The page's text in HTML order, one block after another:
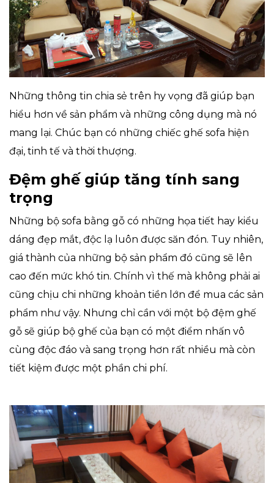
Những thông tin chia sẻ trên hy vọng đã giúp bạn
hiểu hơn về sản phẩm và những công dụng mà nó
mang lại. Chúc bạn có những chiếc ghế sofa hiện
đại, tinh tế và thời thượng.
Đệm ghế giúp tăng tính sang
trọng
Những bộ sofa bằng gỗ có những họa tiết hay kiểu
dáng đẹp mắt, độc lạ luôn được săn đón. Tuy nhiên,
giá thành của những bộ sản phẩm đó cũng sẽ lên
cao đến mức khó tin. Chính vì thế mà không phải ai
cũng chịu chi những khoản tiền lớn để mua các sản
phẩm như vậy. Nhưng chỉ cần với một bộ đệm ghế
gỗ sẽ giúp bộ ghế của bạn có một điểm nhấn vô
cùng độc đáo và sang trọng hơn rất nhiều mà còn
tiết kiệm được một phần chi phí.